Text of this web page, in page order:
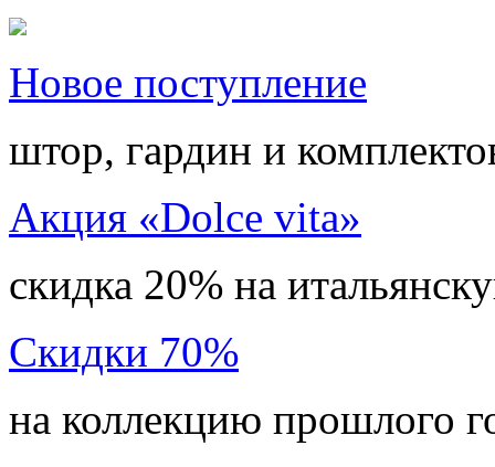
Новое поступление
штор, гардин и
Акция «Dolce vita»
скидка 20% на
Скидки 70%
на коллекцию прошлого